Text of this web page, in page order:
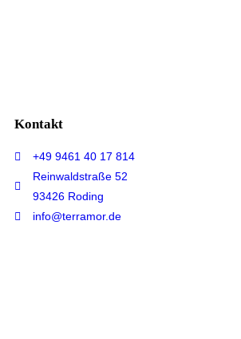
Kontakt
+49 9461 40 17 814
Reinwaldstraße 52
93426 Roding
info@terramor.de